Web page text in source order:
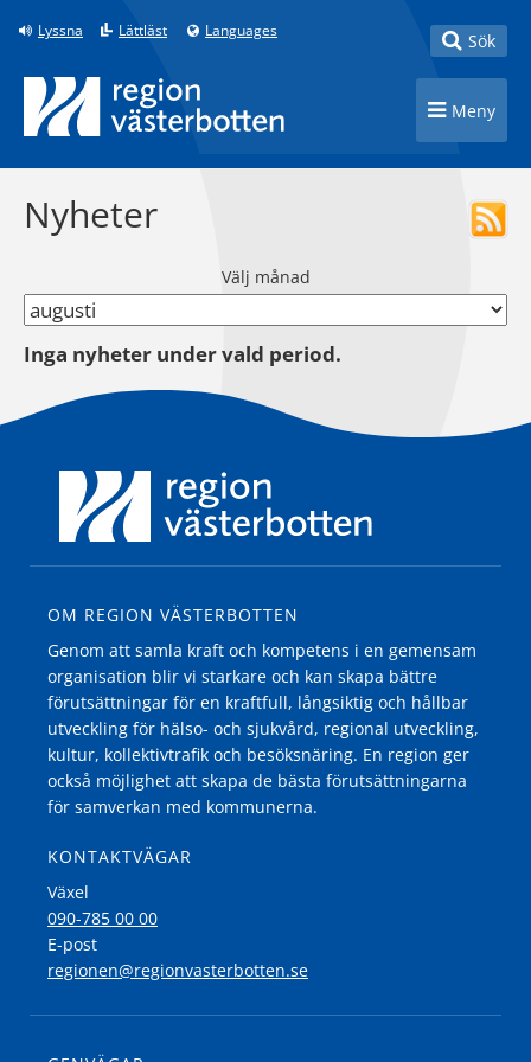
Till innehåll på sidan
Lyssna Lättläst Languages Toggle
Sök
Toggle
Meny
Nyheter
Välj månad
Inga nyheter under vald period.
OM REGION VÄSTERBOTTEN
Genom att samla kraft och kompetens i en gemensam
organisation blir vi starkare och kan skapa bättre
förutsättningar för en kraftfull, långsiktig och hållbar
utveckling för hälso- och sjukvård, regional utveckling,
kultur, kollektivtrafik och besöksnäring. En region ger
också möjlighet att skapa de bästa förutsättningarna
för samverkan med kommunerna.
KONTAKTVÄGAR
Växel
090-785 00 00
E-post
regionen@regionvasterbotten.se